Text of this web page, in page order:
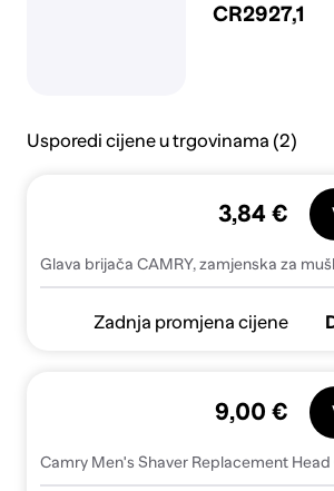
CR2927,1
Usporedi cijene u trgovinama (2)
Glava brijača CAMRY, zamjenska za
3,84 €
Zadnja promjena cijene
Camry Men's Shaver Replacement Head
9,00 €